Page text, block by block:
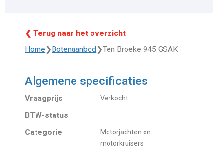
❮ Terug naar het overzicht
Home❯ Botenaanbod ❯Ten Broeke 945 GSAK
Algemene specificaties
Vraagprijs Verkocht
BTW-status
Categorie
Motorjachten en
motorkruisers